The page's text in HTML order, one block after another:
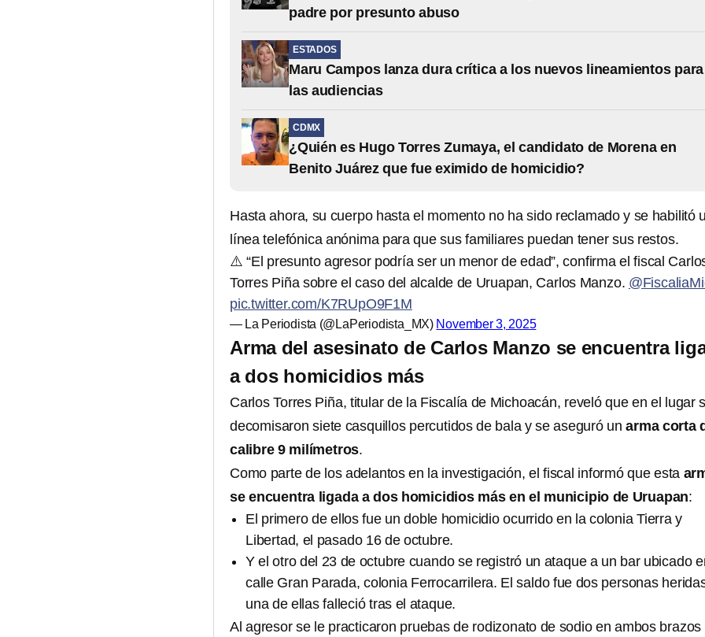
padre por presunto abuso
ESTADOS
Maru Campos lanza dura crítica a los nuevos lineamientos para
las audiencias
CDMX
¿Quién es Hugo Torres Zumaya, el candidato de Morena en
Benito Juárez que fue eximido de homicidio?
Hasta ahora, su cuerpo hasta el momento no ha sido reclamado y se habilitó
línea telefónica anónima para que sus familiares puedan tener sus restos.
⚠️ “El presunto agresor podría ser un menor de edad”, confirma el fiscal
Torres Piña sobre el caso del alcalde de Uruapan, Carlos Manzo.
pic.twitter.com/K7RUpO9F1M
— La Periodista (@LaPeriodista_MX) November 3, 2025
Arma del asesinato de Carlos Manzo se encuentra
a dos homicidios más
Carlos Torres Piña, titular de la Fiscalía de Michoacán, reveló que en el lugar
decomisaron siete casquillos percutidos de bala y se aseguró unarma corta
calibre 9 milímetros.
Como parte de los adelantos en la investigación, el fiscal informó que esta
se encuentra ligada a dos homicidios más en el municipio de Uruapan:
El primero de ellos fue un doble homicidio ocurrido en la colonia Tierra y
Libertad, el pasado 16 de octubre.
Y el otro del 23 de octubre cuando se registró un ataque a un bar ubicado
calle Gran Parada, colonia Ferrocarrilera. El saldo fue dos personas
una de ellas falleció tras el ataque.
Al agresor se le practicaron pruebas de rodizonato de sodio en ambos brazos